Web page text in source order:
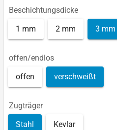
Beschichtungsdicke
1 mm 2 mm 3 mm
offen/endlos
offen verschweißt
Zugträger
Stahl Kevlar